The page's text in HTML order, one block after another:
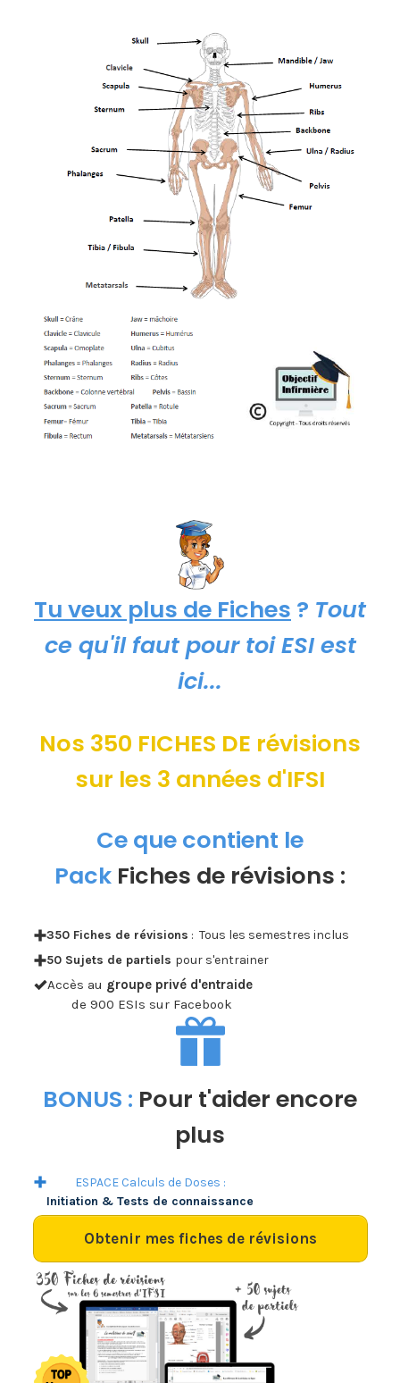
Tu veux plus de Fiches ? Tout
ce qu'il faut pour toi ESI est
ici...
Nos 350 FICHES DE révisions
sur les 3 années d'IFSI
Ce que contient le
Pack Fiches de révisions :
350 Fiches de révisions : Tous les semestres inclus
50 Sujets de partiels pour s'entrainer
Accès au groupe privé d'entraide
de 900 ESIs sur Facebook
BONUS : Pour t'aider encore
plus
ESPACE Calculs de Doses :
Initiation & Tests de connaissance
Obtenir mes fiches de révisions